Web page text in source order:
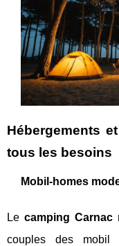
Hébergements
tous les besoins
Mobil-homes
Le camping Carnac
couples des mobil